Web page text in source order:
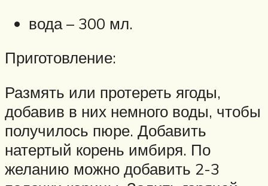
вода – 300 мл.
Приготовление:
Размять или протереть ягоды,
добавив в них немного воды, чтобы
получилось пюре. Добавить
натертый корень имбиря. По
желанию можно добавить 2-3